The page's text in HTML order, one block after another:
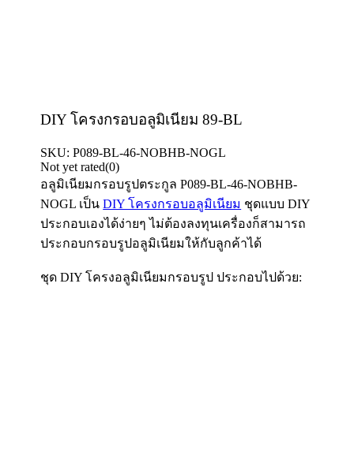
DIY โครงกรอบอลูมิเนียม 89-BL
SKU:P089-BL-46-NOBHB-NOGL
Not yet rated(0)
อลูมิเนียมกรอบรูปตระกูลP089-BL-46-NOBHB-
NOGL เป็นDIY โครงกรอบอลูมิเนียม ชุดแบบ DIY
ประกอบเองได้ง่ายๆ ไม่ต้องลงทุนเครื่องก็สามารถ
ประกอบกรอบรูปอลูมิเนียมให้กับลูกค้าได้
ชุด DIY โครงอลูมิเนียมกรอบรูป ประกอบไปด้วย: